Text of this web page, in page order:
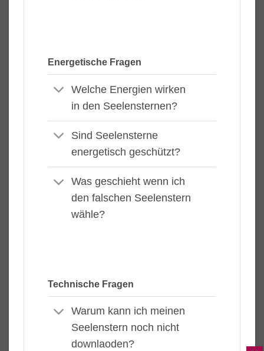
Energetische Fragen
Welche Energien wirken
in den Seelensternen?
Sind Seelensterne
energetisch geschützt?
Was geschieht wenn ich
den falschen Seelenstern
wähle?
Technische Fragen
Warum kann ich meinen
Seelenstern noch nicht
downlaoden?